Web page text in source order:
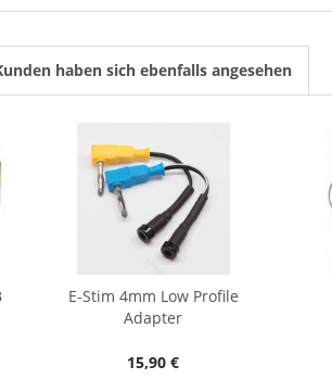
haben sich ebenfalls angesehen
E-Stim 4mm Low Profile
Adapter
15,90 €